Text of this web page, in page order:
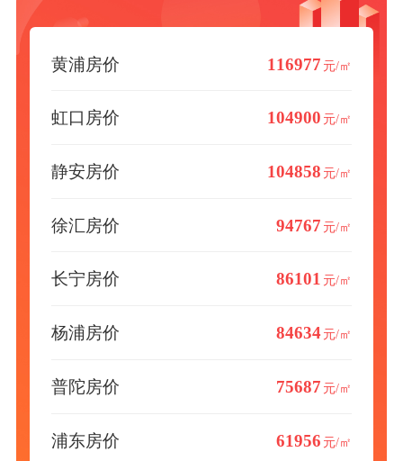
黄浦房价 116977 元/㎡
虹口房价 104900 元/㎡
静安房价 104858 元/㎡
徐汇房价 94767 元/㎡
长宁房价 86101 元/㎡
杨浦房价 84634 元/㎡
普陀房价 75687 元/㎡
浦东房价 61956 元/㎡